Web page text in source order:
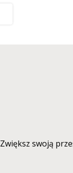
Zwiększ swoją